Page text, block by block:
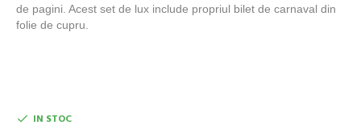
de pagini. Acest set de lux include propriul bilet de carnaval din
folie de cupru.
IN STOC